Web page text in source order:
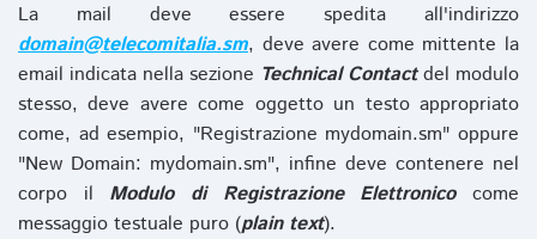
La mail deve essere spedita all'indirizzo
domain@telecomitalia.sm, deve avere come mittente la
email indicata nella sezione Technical Contactdel modulo
stesso, deve avere come oggetto un testo appropriato
come, ad esempio, "Registrazione mydomain.sm" oppure
"New Domain: mydomain.sm", infine deve contenere nel
corpo il Modulo di Registrazione Elettronicocome
messaggio testuale puro (plain text).